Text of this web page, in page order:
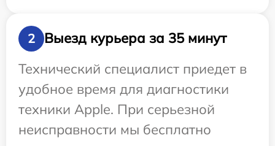
2
Выезд курьера за 35 минут
Технический специалист приедет в
удобное время для диагностики
техники Apple. При серьезной
неисправности мы бесплатно